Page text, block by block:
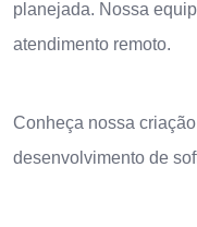
planejada. Nossa
atendimento remoto.
Conheça nossa
desenvolvimento de